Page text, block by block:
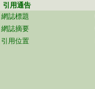
引用通告
網誌標題
網誌摘要
引用位置